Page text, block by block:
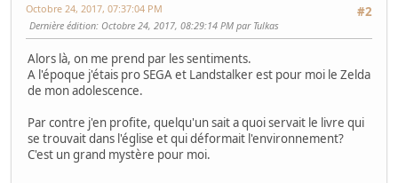
#2
Octobre 24, 2017, 07:37:04 PM
Dernière édition: Octobre 24, 2017, 08:29:14 PM par Tulkas
Alors là, on me prend par les sentiments.
A l'époque j'étais pro SEGA et Landstalker est pour moi le Zelda
de mon adolescence.
Par contre j'en profite, quelqu'un sait a quoi servait le livre qui
se trouvait dans l'église et qui déformait l'environnement?
C'est un grand mystère pour moi.